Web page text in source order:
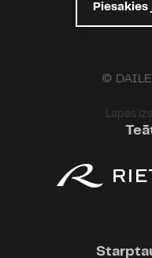
©
Lapas